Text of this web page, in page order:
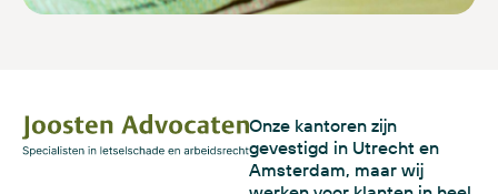
Onze kantoren zijn
gevestigd in Utrecht en
Amsterdam, maar wij